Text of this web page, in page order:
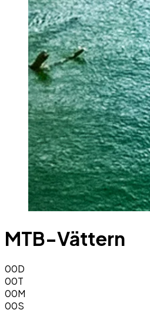
MTB-Vättern
00D
00T
00M
00S